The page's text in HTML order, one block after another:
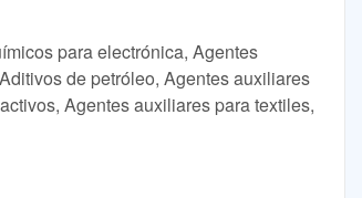
para electrónica, Agentes
de petróleo, Agentes auxiliares
Agentes auxiliares para textiles,